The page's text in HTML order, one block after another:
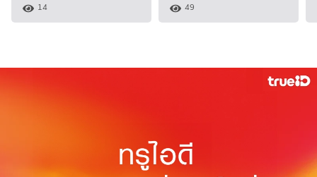
14 49